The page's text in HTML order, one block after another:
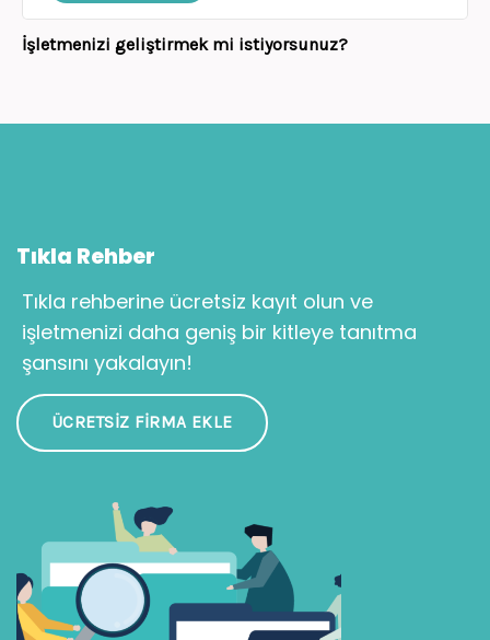
İşletmenizi geliştirmek mi istiyorsunuz?
Tıkla Rehber
Tıkla rehberine ücretsiz kayıt olun ve
işletmenizi daha geniş bir kitleye tanıtma
şansını yakalayın!
ÜCRETSIZ FIRMA EKLE